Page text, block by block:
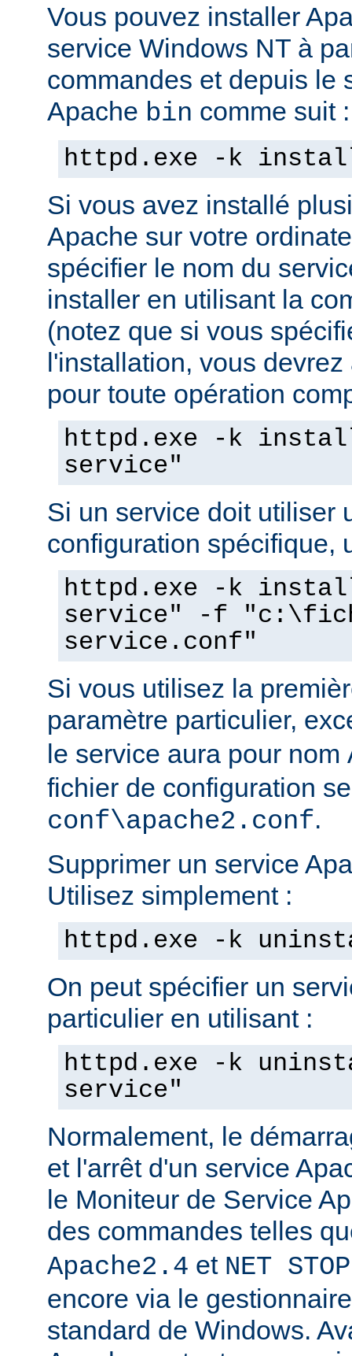
Vous pouvez installer
service Windows NT à
commandes et depuis le
Apache bin comme suit :
httpd.exe -k
Si vous avez installé
Apache sur votre
spécifier le nom du
installer en utilisant la
(notez que si vous
l'installation, vous
pour toute opération
httpd.exe -k
service"
Si un service doit utiliser
configuration spécifique,
httpd.exe -k
service" -f
service.conf"
Si vous utilisez la
paramètre particulier,
le service aura pour nom
fichier de configuration
conf\apache2.conf.
Supprimer un service
Utilisez simplement :
httpd.exe -k
On peut spécifier un
particulier en utilisant :
httpd.exe -k
service"
Normalement, le
et l'arrêt d'un service
le Moniteur de Service
des commandes telles
Apache2.4 et NET
encore via le
standard de Windows.